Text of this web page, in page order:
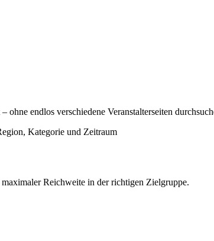
endlos verschiedene Veranstalterseiten
Kategorie und Zeitraum
Reichweite in der richtigen Zielgruppe.